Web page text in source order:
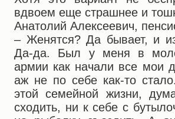
вдвоем еще страшнее и
Анатолий Алексеевич,
– Женятся? Да бывает, и
Да-да. Был у меня в
армии как начали все мои
аж не по себе как-то
этой семейной жизни,
сходить, ни к себе с